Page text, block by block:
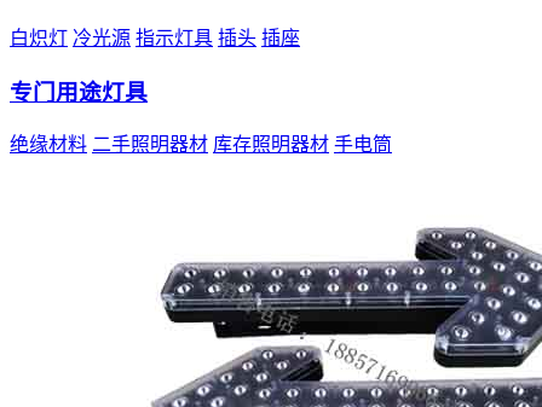
白炽灯 冷光源 指示灯具 插头 插座
专门用途灯具
绝缘材料 二手照明器材 库存照明器材 手电筒